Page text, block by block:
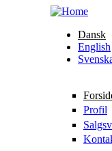
Skip to main content
Dansk
English
Profil